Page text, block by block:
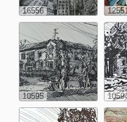
16556
10595